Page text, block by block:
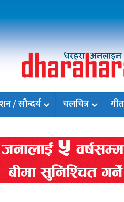
/ सौन्दर्य चलचित्र